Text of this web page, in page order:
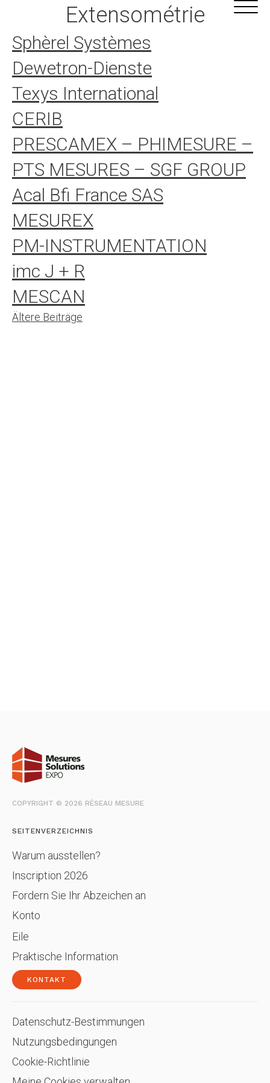
Extensométrie
Sphèrel Systèmes
Dewetron-Dienste
Texys International
CERIB
PRESCAMEX – PHIMESURE –
PTS MESURES – SGF GROUP
Acal Bfi France SAS
MESUREX
PM-INSTRUMENTATION
imc J + R
MESCAN
Beitrags-
Ältere Beiträge
COPYRIGHT © 2026 RÉSEAU MESURE
SEITENVERZEICHNIS
Warum ausstellen?
Inscription 2026
Fordern Sie Ihr Abzeichen an
Konto
Eile
Praktische Information
KONTAKT
Datenschutz-Bestimmungen
Nutzungsbedingungen
Cookie-Richtlinie
Cookie-Einstellungen